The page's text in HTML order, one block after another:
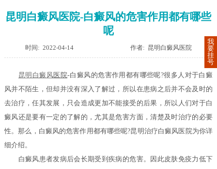
昆明白癜风医院-白癜风的危害作用都有哪些
呢
时间: 2022-04-14 作者: 昆明白癜风医院
昆明 白癜风 医院-白癜风的危害作用都有哪些呢?很多人对于白癜
风并不陌生，但却并没有深入了解过，所以在患病之后并不会及时的
去治疗，任其发展，只会造成更加不能接受的后果，所以人们对于白
癜风还是要有一定的了解的，尤其是危害方面，清楚及时治疗的必要
性。那么，白癜风的危害作用都有哪些呢?昆明治疗白癜风医院为你详
细介绍。
白癜风患者发病后会长期受到疾病的危害。因此皮肤免疫力低下
我
要
挂
号